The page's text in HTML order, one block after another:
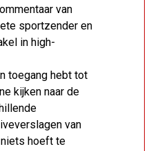
van
sportzender en
in high-
toegang hebt tot
kijken naar de
van
hoeft te